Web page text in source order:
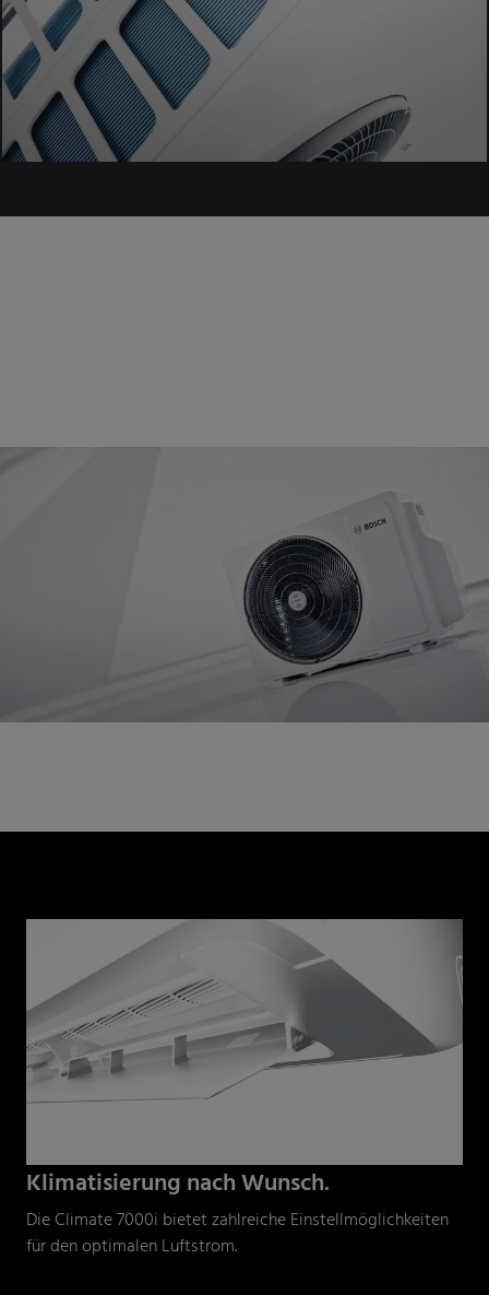
Klimatisierung nach Wunsch.
Die Climate 7000i bietet zahlreiche Einstellmöglichkeiten
für den optimalen Luftstrom.